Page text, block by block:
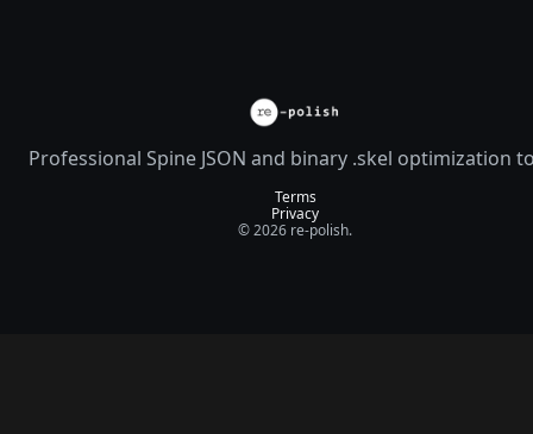
Professional Spine JSON and binary .skel optimization
© 2026 re-polish.
Privacy
Terms